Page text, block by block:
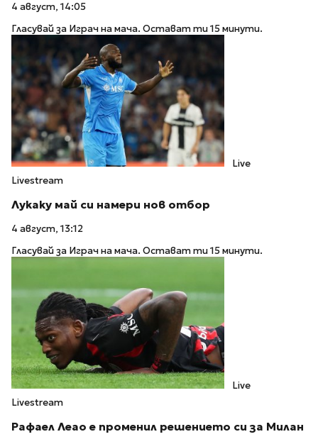
4 август, 14:05
Гласувай за Играч на мача. Остават ти 15 минути.
Live
Livestream
Лукаку май си намери нов отбор
4 август, 13:12
Гласувай за Играч на мача. Остават ти 15 минути.
Live
Livestream
Рафаел Леао е променил решението си за Милан